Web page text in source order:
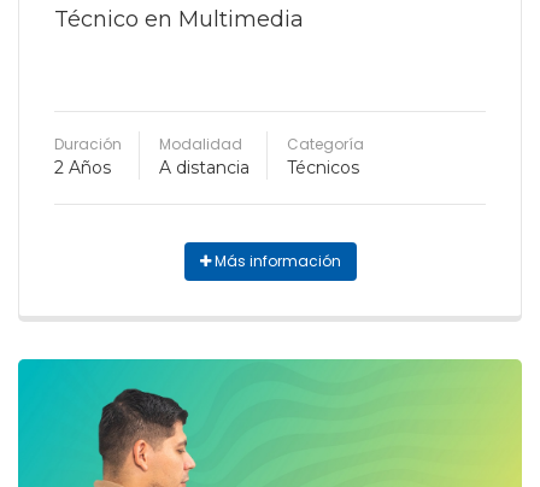
Técnico en Multimedia
Duración
2 Años
Modalidad
A distancia
Categoría
Técnicos
Más información